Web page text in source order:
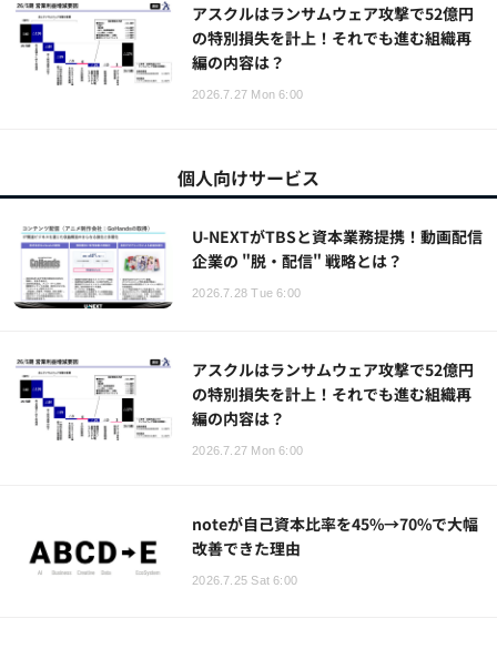
アスクルはランサムウェア攻撃で52億円
の特別損失を計上！それでも進む組織再
編の内容は？
2026.7.27 Mon 6:00
個人向けサービス
U-NEXTがTBSと資本業務提携！動画配信
企業の "脱・配信" 戦略とは？
2026.7.28 Tue 6:00
アスクルはランサムウェア攻撃で52億円
の特別損失を計上！それでも進む組織再
編の内容は？
2026.7.27 Mon 6:00
noteが自己資本比率を45%→70%で大幅
改善できた理由
2026.7.25 Sat 6:00